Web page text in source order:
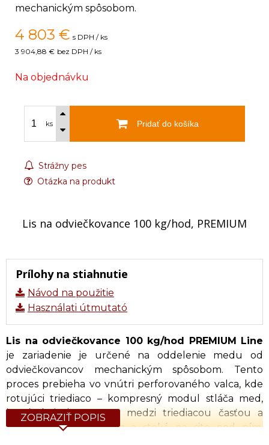
mechanickým spôsobom.
4 803 € s DPH / ks
3 904,88 € bez DPH / ks
Na objednávku
ks Pridať do košíka
Strážny pes
Otázka na produkt
Lis na odviečkovance 100 kg/hod, PREMIUM
Prílohy na stiahnutie
Návod na použitie
Használati útmutató
Lis na odviečkovance 100 kg/hod PREMIUM Line
je zariadenie je určené na oddelenie medu od
odviečkovancov mechanickým spôsobom. Tento
proces prebieha vo vnútri perforovaného valca, kde
rotujúci triediaco – kompresný modul stláča med,
ktorý ústi do otvorov medzi triediacou časťou a
perforovaným plechom a steká na sito pod ním.
ZOBRAZIŤ POPIS